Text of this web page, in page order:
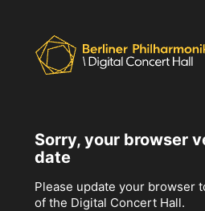
Sorry, your browser
date
Please update your browser
of the Digital Concert Hall.